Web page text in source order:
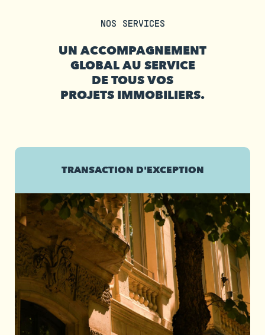
NOS SERVICES
UN ACCOMPAGNEMENT
GLOBAL AU SERVICE
DE TOUS VOS
PROJETS IMMOBILIERS.
TRANSACTION D'EXCEPTION